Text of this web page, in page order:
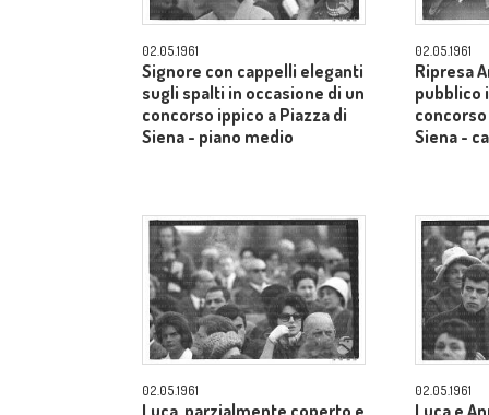
02.05.1961
Signore con cappelli eleganti
sugli spalti in occasione di un
concorso ippico a Piazza di
Siena - piano medio
02.05.1961
Ripresa
pubblico
Siena -
02.05.1961
Luca, parzialmente coperto e
02.05.1961
Luca e